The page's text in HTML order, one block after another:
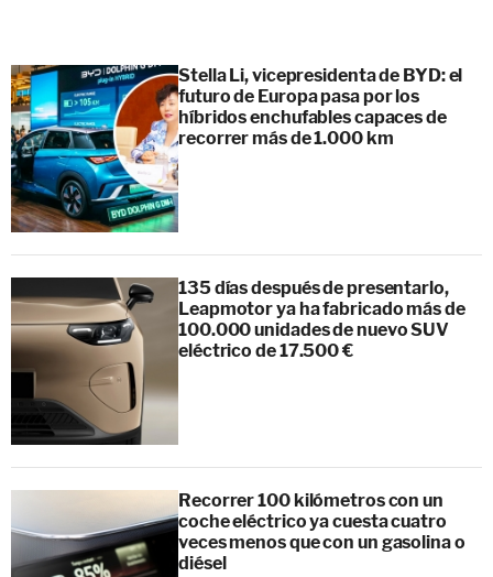
Stella Li, vicepresidenta de BYD: el
futuro de Europa pasa por los
híbridos enchufables capaces de
recorrer más de 1.000 km
135 días después de presentarlo,
Leapmotor ya ha fabricado más de
100.000 unidades de nuevo SUV
eléctrico de 17.500 €
Recorrer 100 kilómetros con un
coche eléctrico ya cuesta cuatro
veces menos que con un gasolina o
diésel